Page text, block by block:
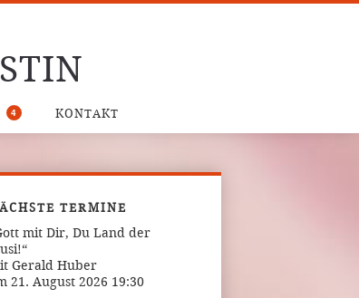
4 KONTAKT
TERMINE
mit Dir, Du Land der
Gerald Huber
21. August 2026 19:30